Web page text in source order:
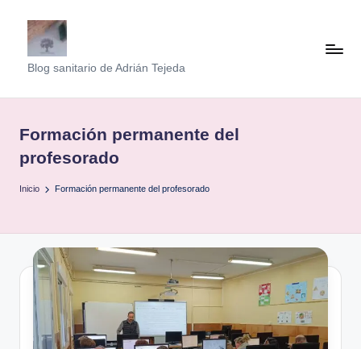
Saltar
contenido
B
l
g
n
it
a
ri
o
Blog sanitario de Adrián Tejeda
Formación permanente del
profesorado
Inicio Formación permanente del profesorado